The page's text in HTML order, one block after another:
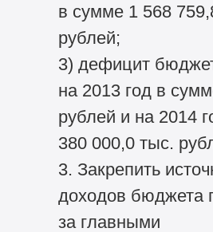
в сумме 1 568
рублей;
3) дефицит
на 2013 год в
рублей и на 2014
380 000,0 тыс.
3. Закрепить
доходов бюджета
за главными